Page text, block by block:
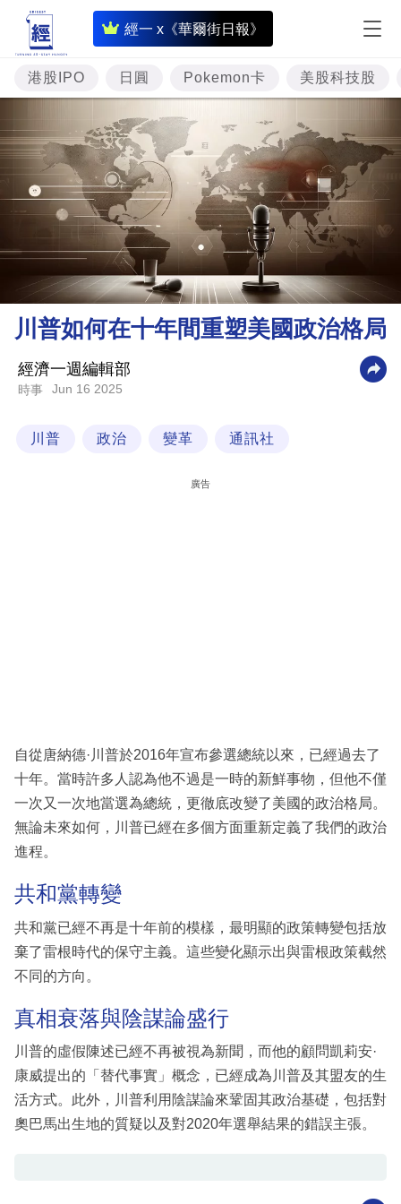
經一 x《華爾街日報》
即
時
財
經
專
題
投
資
樓
市
理
財
商
業
技
閱
專
區
港股IPO 日圓 Pokemon卡 美股科技股
川普如何在十年間重塑美國政治格局
經濟一週編輯部
時事 Jun 16 2025
川普 政治 變革 通訊社
廣告
自從唐納德·川普於2016年宣布參選總統以來，已經過去了
十年。當時許多人認為他不過是一時的新鮮事物，但他不僅
一次又一次地當選為總統，更徹底改變了美國的政治格局。
無論未來如何，川普已經在多個方面重新定義了我們的政治
進程。
共和黨轉變
共和黨已經不再是十年前的模樣，最明顯的政策轉變包括放
棄了雷根時代的保守主義。這些變化顯示出與雷根政策截然
不同的方向。
真相衰落與陰謀論盛行
川普的虛假陳述已經不再被視為新聞，而他的顧問凱莉安·
康威提出的「替代事實」概念，已經成為川普及其盟友的生
活方式。此外，川普利用陰謀論來鞏固其政治基礎，包括對
奧巴馬出生地的質疑以及對2020年選舉結果的錯誤主張。